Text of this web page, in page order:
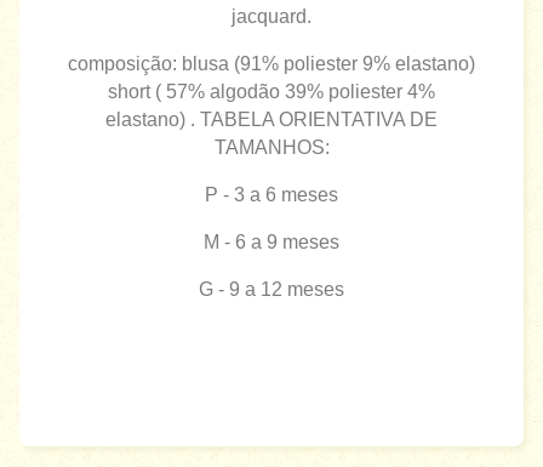
jacquard.
composição: blusa (91% poliester 9% elastano)
short ( 57% algodão 39% poliester 4%
elastano) . TABELA ORIENTATIVA DE
TAMANHOS:
P - 3 a 6 meses
M - 6 a 9 meses
G - 9 a 12 meses